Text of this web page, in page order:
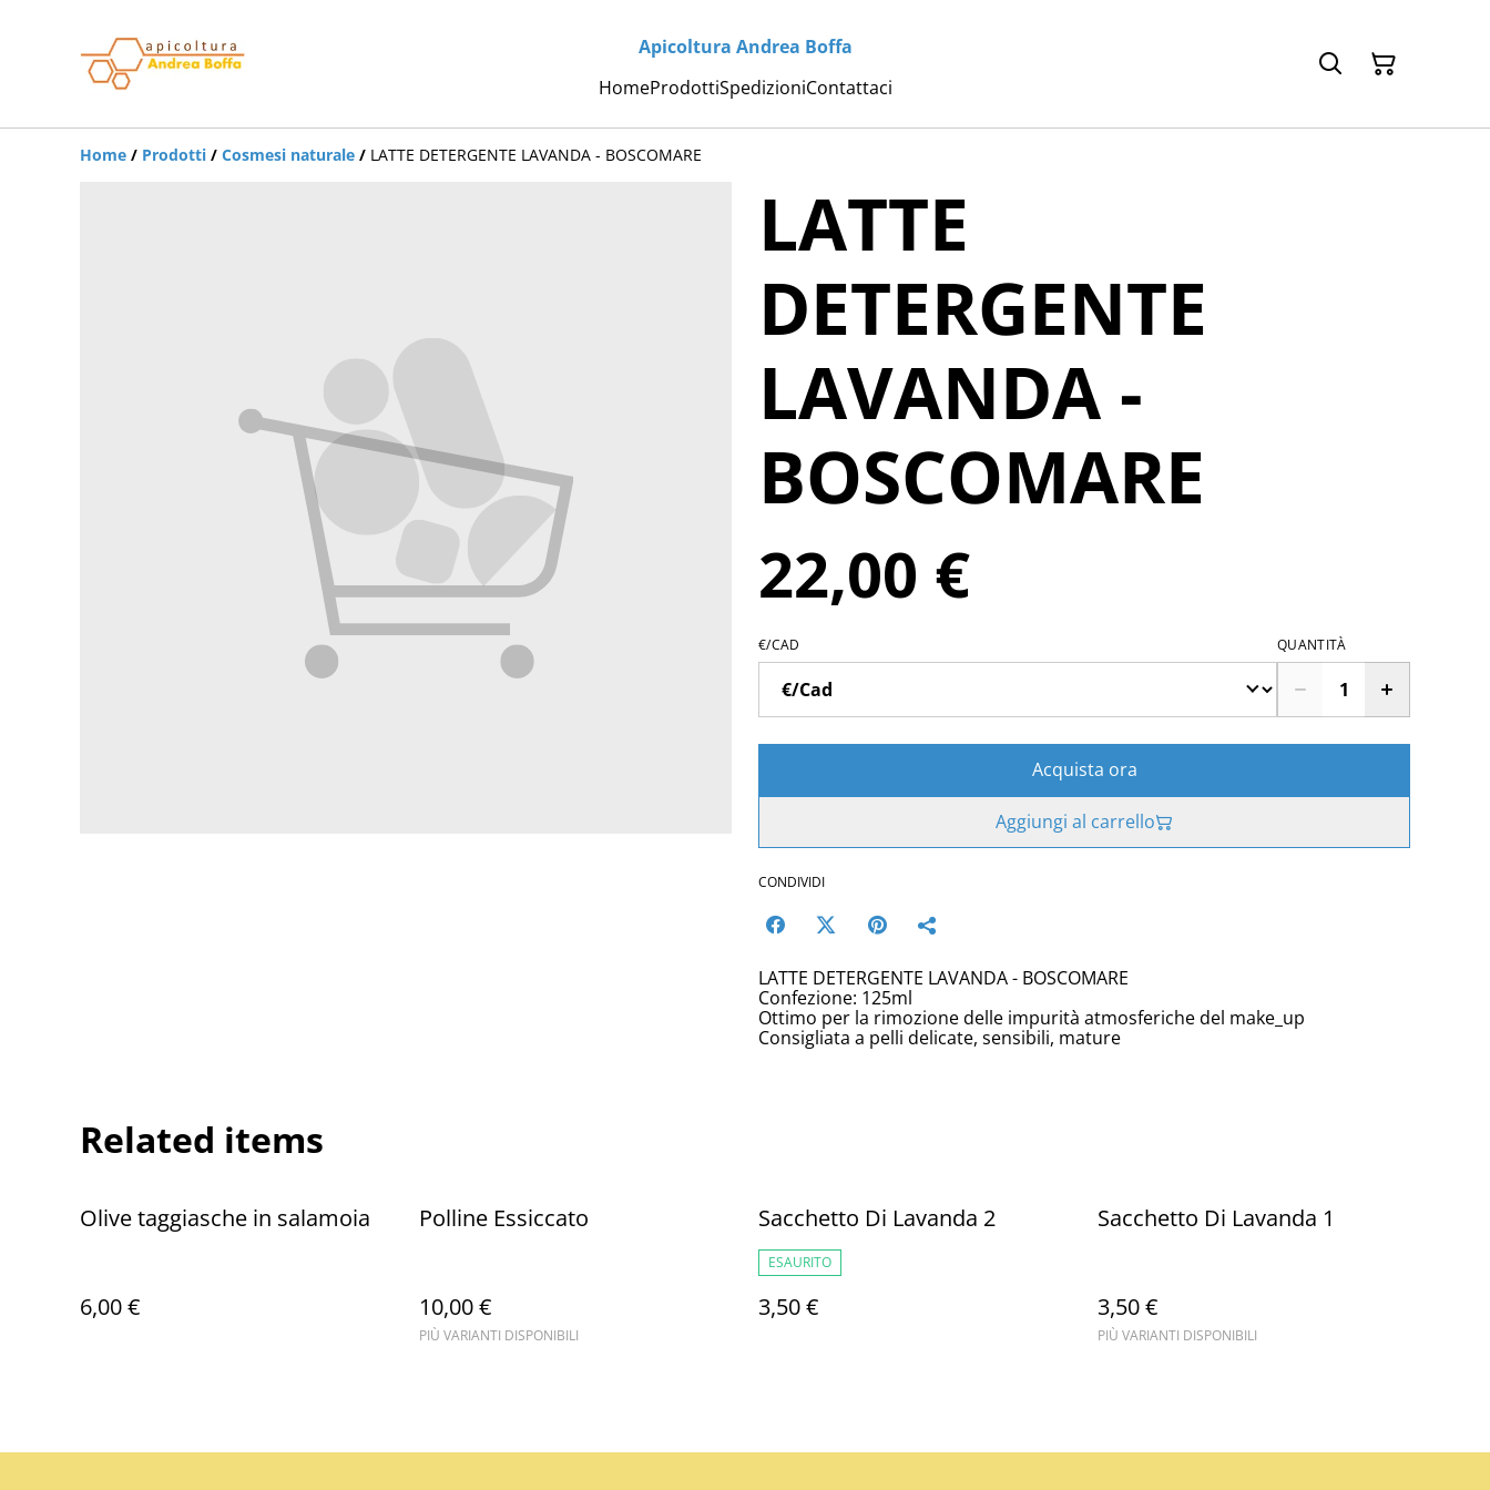
Apicoltura Andrea Boffa
HomeProdottiSpedizioniContattaci
Home / Prodotti / Cosmesi naturale / LATTE DETERGENTE LAVANDA - BOSCOMARE
LATTE
DETERGENTE
LAVANDA -
BOSCOMARE
22,00 €
€/CAD QUANTITÀ
Acquista ora
Aggiungi al carrello
CONDIVIDI
LATTE DETERGENTE LAVANDA - BOSCOMARE
Confezione: 125ml
Ottimo per la rimozione delle impurità atmosferiche del make_up
Consigliata a pelli delicate, sensibili, mature
Related items
Olive taggiasche in salamoia
6,00 €
Polline Essiccato
10,00 €
PIÙ VARIANTI DISPONIBILI
Sacchetto Di Lavanda 2
ESAURITO
3,50 €
Sacchetto Di Lavanda 1
3,50 €
PIÙ VARIANTI DISPONIBILI